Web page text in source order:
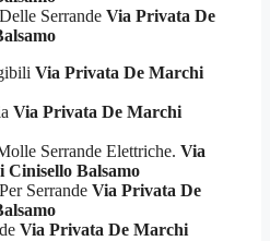
Serrande Via Privata De
Via Privata De Marchi
Via Privata De Marchi
Serrande Elettriche. Via
Balsamo
Serrande Via Privata De
Via Privata De Marchi